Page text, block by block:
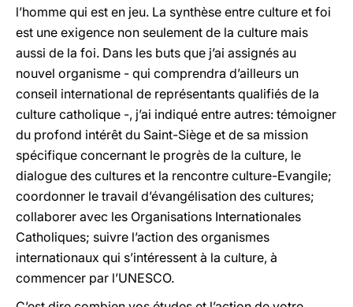
l’homme qui est en jeu. La synthèse entre culture et foi
est une exigence non seulement de la culture mais
aussi de la foi. Dans les buts que j’ai assignés au
nouvel organisme - qui comprendra d’ailleurs un
conseil international de représentants qualifiés de la
culture catholique -, j’ai indiqué entre autres: témoigner
du profond intérêt du Saint-Siège et de sa mission
spécifique concernant le progrès de la culture, le
dialogue des cultures et la rencontre culture-Evangile;
coordonner le travail d’évangélisation des cultures;
collaborer avec les Organisations Internationales
Catholiques; suivre l’action des organismes
internationaux qui s’intéressent à la culture, à
commencer par l’UNESCO.